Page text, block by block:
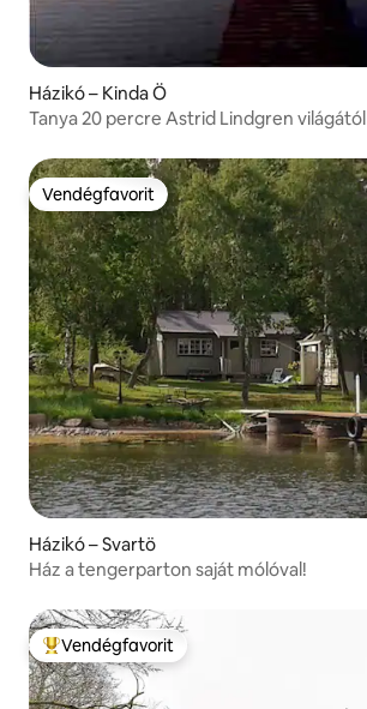
Házikó – Kinda Ö
Tanya 20 percre Astrid Lindgren világától
Vendégfavorit
Vendégfavorit
Házikó – Svartö
Ház a tengerparton saját mólóval!
Kiemelt vendégfavorit
Vendégfavorit